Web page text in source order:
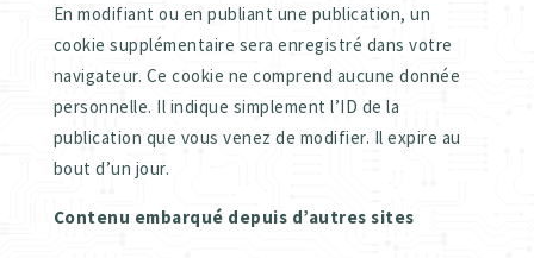
En modifiant ou en publiant une publication, un
cookie supplémentaire sera enregistré dans votre
navigateur. Ce cookie ne comprend aucune donnée
personnelle. Il indique simplement l’ID de la
publication que vous venez de modifier. Il expire au
bout d’un jour.
Contenu embarqué depuis d’autres sites